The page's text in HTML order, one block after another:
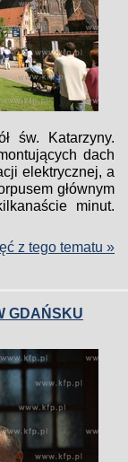
św. Katarzyny.
dach
elektrycznej, a
głównym
minut.
z tego tematu »
GDAŃSKU